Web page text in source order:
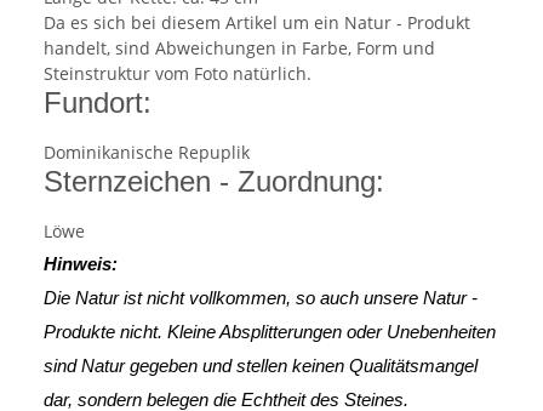
Da es sich bei diesem Artikel um ein Natur - Produkt
handelt, sind Abweichungen in Farbe, Form und
Steinstruktur vom Foto natürlich.
Fundort:
Dominikanische Repuplik
Sternzeichen - Zuordnung:
Löwe
Hinweis:
Die Natur ist nicht vollkommen, so auch unsere Natur -
Produkte nicht. Kleine Absplitterungen oder Unebenheiten
sind Natur gegeben und stellen keinen Qualitätsmangel
dar, sondern belegen die Echtheit des Steines.